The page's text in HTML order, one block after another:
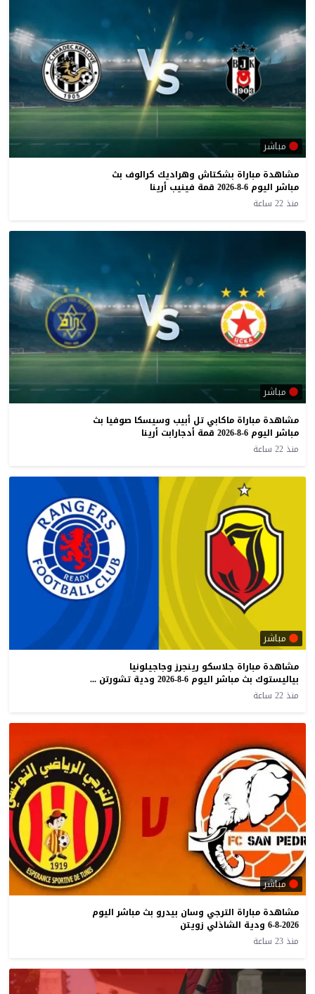
مباشر
مشاهدة مباراة بشكتاش وهراديك كرالوف بث
مباشر اليوم 6-8-2026 قمة فينيب أرينا
منذ 22 ساعة
مباشر
مشاهدة مباراة ماكابي تل أبيب وسيسكا صوفيا بث
مباشر اليوم 6-8-2026 قمة أدجارابت أرينا
منذ 22 ساعة
مباشر
مشاهدة مباراة جلاسكو رينجرز وجاجيلونيا
بياليستوك بث مباشر اليوم 6-8-2026 ودية تشورتن أرينا
منذ 22 ساعة
مباشر
مشاهدة مباراة الترجي وسان بيدرو بث مباشر اليوم
6-8-2026 ودية الشاذلي زويتن
منذ 23 ساعة